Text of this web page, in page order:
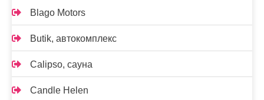
Blago Motors
Butik, автокомплекс
Calipso, сауна
Candle Helen